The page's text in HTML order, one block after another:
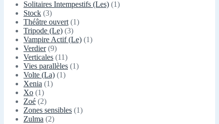
Solitaires Intempestifs (Les) (1)
Stock (3)
Théâtre ouvert(1)
Tripode (Le) (3)
Vampire Actif (Le) (1)
Verdier(9)
Verticales (11)
Vies parallèles (1)
Volte (La) (1)
Xenia (1)
Xo (1)
Zoé (2)
Zones sensibles (1)
Zulma (2)